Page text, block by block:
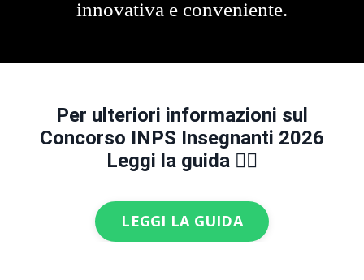
innovativa e conveniente.
Per ulteriori informazioni sul
Concorso INPS Insegnanti 2026
Leggi la guida 👇🏻
LEGGI LA GUIDA